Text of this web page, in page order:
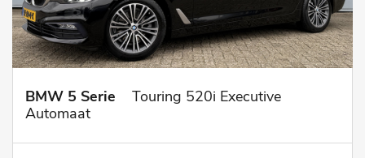
BMW 5 Serie
Touring 520i Executive
Automaat